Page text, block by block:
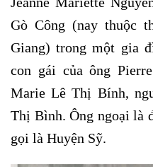
Gò Công (nay thuộc
Giang) trong một gia
con gái của ông
Marie Lê Thị Bính,
Thị Bình. Ông ngoại là
gọi là Huyện Sỹ.